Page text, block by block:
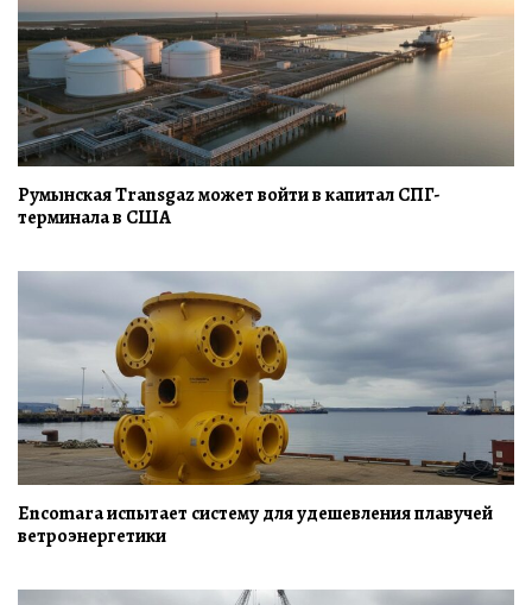
Румынская Transgaz может войти в капитал СПГ-
терминала в США
Encomara испытает систему для удешевления плавучей
ветроэнергетики